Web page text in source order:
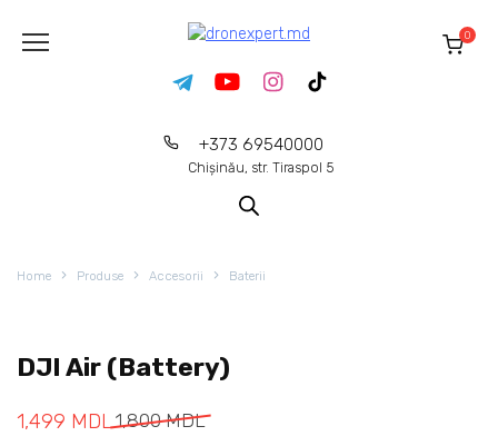
+373 69540000
Chișinău, str. Tiraspol 5
0
Home Produse Accesorii Baterii
DJI Air (Battery)
1,800MDL
1,499 MDL